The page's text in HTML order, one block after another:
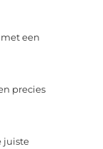
een
precies